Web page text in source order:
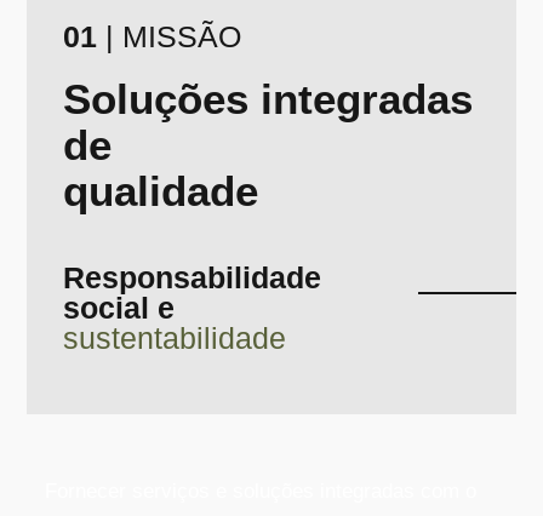
01 | MISSÃO
Soluções integradas
de
qualidade
Responsabilidade
social e
sustentabilidade